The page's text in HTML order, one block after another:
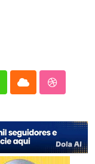
Cloud